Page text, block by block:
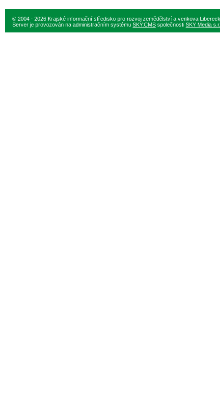
© 2004 - 2026 Krajské informační středisko pro rozvoj zemědělství a venkova
Server je provozován na administračním systému SKY:CMS společnosti SKY Media